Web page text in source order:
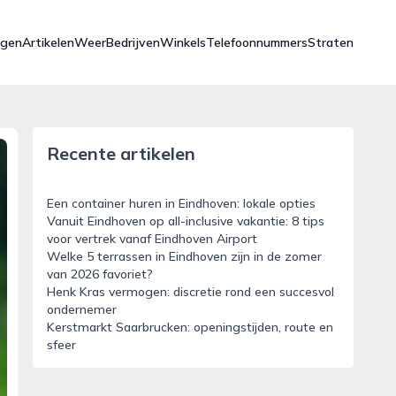
ArtikelenWeerBedrijvenWinkelsTelefoonnummersStraten
Recente artikelen
Een container huren in Eindhoven: lokale opties
Vanuit Eindhoven op all-inclusive vakantie: 8 tips
voor vertrek vanaf Eindhoven Airport
Welke 5 terrassen in Eindhoven zijn in de zomer
van 2026 favoriet?
Henk Kras vermogen: discretie rond een succesvol
ondernemer
Kerstmarkt Saarbrucken: openingstijden, route en
sfeer